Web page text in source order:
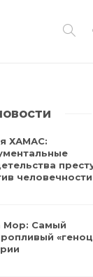
ХАМАС:
человечности
Мор: Самый